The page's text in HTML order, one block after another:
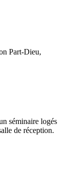
Part-Dieu,
séminaire logés
de réception.